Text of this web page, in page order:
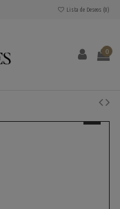
Lista de Deseos (0)
0